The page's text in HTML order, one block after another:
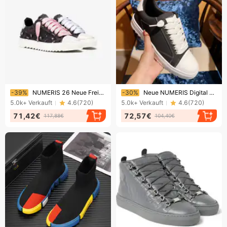
Endet bald!
-39%
NUMERIS 26 Neue Freizeit-Sneaker – Unisex-Modeschuhe im europäischen Stil (Authentische Premium-Edition)
5.0k+ Verkauft 4.6(720)
71,42€ 117,88€
Endet bald!
-30%
Neue NUMERIS Digital Series Sneakers – Vielseitige Unisex-Skateschuhe für die Freizeit.
5.0k+ Verkauft 4.6(720)
72,57€ 104,40€